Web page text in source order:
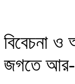
বিবেচনা ও
জগতে আর-